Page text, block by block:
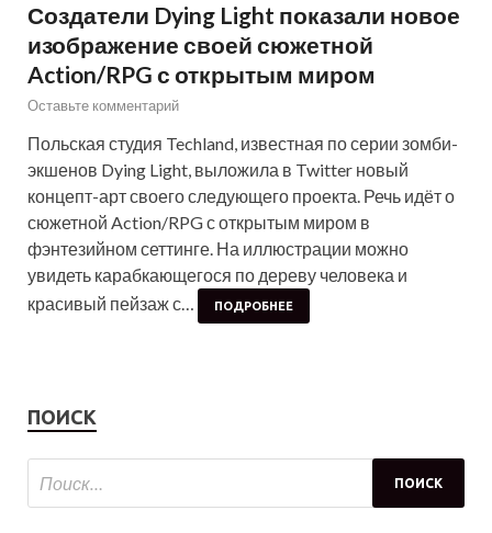
Создатели Dying Light показали новое
изображение своей сюжетной
Action/RPG с открытым миром
Оставьте комментарий
Польская студия Techland, известная по серии зомби-
экшенов Dying Light, выложила в Twitter новый
концепт-арт своего следующего проекта. Речь идёт о
сюжетной Action/RPG с открытым миром в
фэнтезийном сеттинге. На иллюстрации можно
увидеть карабкающегося по дереву человека и
красивый пейзаж с…
ПОДРОБНЕЕ
ПОИСК